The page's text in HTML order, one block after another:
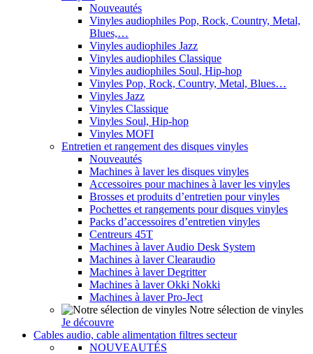
Nouveautés
Vinyles audiophiles Pop, Rock, Country, Metal,
Blues,…
Vinyles audiophiles Jazz
Vinyles audiophiles Classique
Vinyles audiophiles Soul, Hip-hop
Vinyles Pop, Rock, Country, Metal, Blues…
Vinyles Jazz
Vinyles Classique
Vinyles Soul, Hip-hop
Vinyles MOFI
Entretien et rangement des disques vinyles
Nouveautés
Machines à laver les disques vinyles
Accessoires pour machines à laver les vinyles
Brosses et produits d’entretien pour vinyles
Pochettes et rangements pour disques vinyles
Packs d’accessoires d’entretien vinyles
Centreurs 45T
Machines à laver Audio Desk System
Machines à laver Clearaudio
Machines à laver Degritter
Machines à laver Okki Nokki
Machines à laver Pro-Ject
Notre sélection de vinyles
Je découvre
Cables audio, cable alimentation filtres secteur
NOUVEAUTÉS